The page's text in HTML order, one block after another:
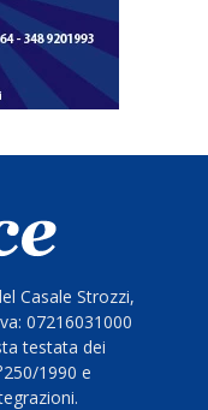
Casale Strozzi,
07216031000
testata dei
1990 e